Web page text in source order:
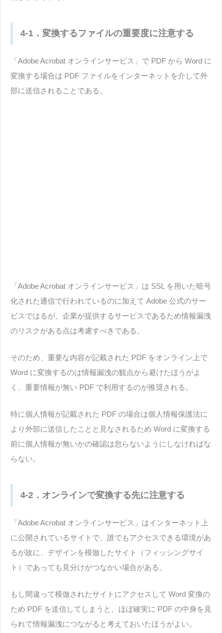
4-1．変換するファイルの重要度に注意する
「Adobe Acrobat オンラインサービス」で PDF から Word に
変換する場合は PDF ファイルをインターネットを介して外
部に送信されることである。
「Adobe Acrobat オンラインサービス」は SSL を用いた暗号
化された通信で行われているのに加えて Adobe 公式のサー
ビスではるが、企業が提供するサービスであるため情報漏洩
のリスクがある点は考慮すべきである。
そのため、重要な内容が記載された PDF をオンライン上で
Word に変換するのは情報漏洩の観点から避けたほうがよ
く、重要情報が無い PDF で利用するのが推奨される。
特に個人情報が記載された PDF の場合は個人情報保護法に
より外部に送信したことと見なされるため Word に変換する
前に個人情報が無いかの確認は怠らないようにしなければな
らない。
4-2．オンラインで変換する先に注意する
「Adobe Acrobat オンラインサービス」はインターネット上
に公開されているサイトで、誰でもアクセスできる環境があ
るが故に、デザインを模倣したサイト（フィッシングサイ
ト）であっても見分けがつなかい場合がある。
もし間違って模倣されたサイトにアクセスして Word 変換の
ため PDF を送信してしまうと、ほぼ確実に PDF の中身を見
られて情報漏洩につながると考えておいたほうがよい。